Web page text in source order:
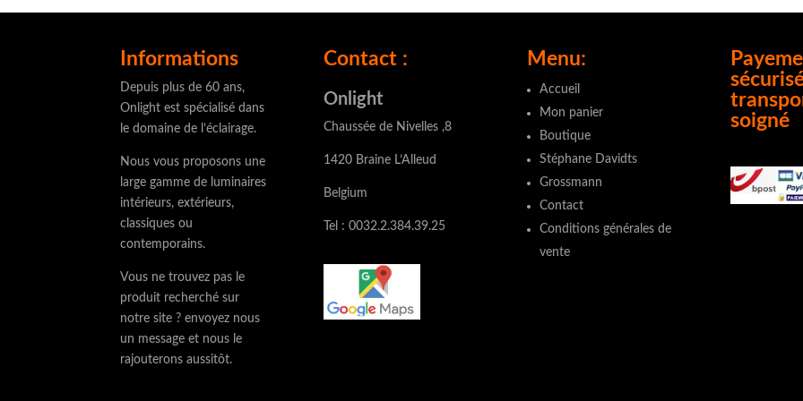
€ 1.660,99.€
Informations
Depuis plus de 60 ans,
Onlight est spécialisé dans
le domaine de l’éclairage.
Nous vous proposons une
large gamme de luminaires
intérieurs, extérieurs,
classiques ou
contemporains.
Vous ne trouvez pas le
produit recherché sur
notre site ? envoyez nous
un message et nous le
rajouterons aussitôt.
Contact :
Onlight
Chaussée de Nivelles ,8
1420 Braine L’Alleud
Belgium
Tel : 0032.2.384.39.25
Menu:
Accueil
Mon panier
Boutique
Stéphane Davidts
Grossmann
Contact
Conditions générales de
vente
soigné